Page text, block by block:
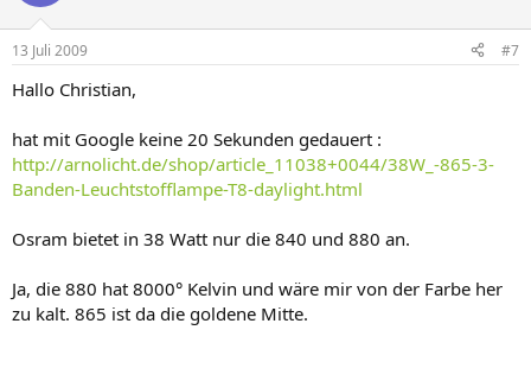
13 Juli 2009 #7
Hallo Christian,
hat mit Google keine 20 Sekunden gedauert :
http://arnolicht.de/shop/article_11038+0044/38W_-865-3-
Banden-Leuchtstofflampe-T8-daylight.html
Osram bietet in 38 Watt nur die 840 und 880 an.
Ja, die 880 hat 8000° Kelvin und wäre mir von der Farbe her
zu kalt. 865 ist da die goldene Mitte.